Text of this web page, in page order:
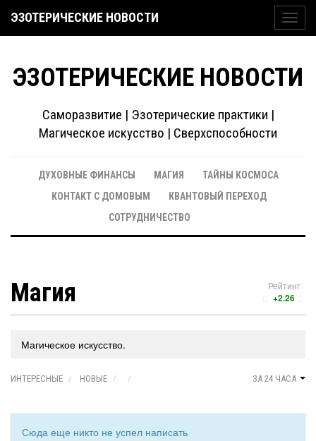
ЭЗОТЕРИЧЕСКИЕ НОВОСТИ
ЭЗОТЕРИЧЕСКИЕ НОВОСТИ
Саморазвитие | Эзотерические практики |
Магическое искусство | Сверхспособности
ДУХОВНЫЕ ФИНАНСЫ МАГИЯ
ТАЙНЫ КОСМОСА
КОНТАКТ С ДОМОВЫМ
КВАНТОВЫЙ ПЕРЕХОД
СОТРУДНИЧЕСТВО
Рейтинг
+2.26
Магия
Магическое искусство.
ИНТЕРЕСНЫЕ НОВЫЕ ЗА 24 ЧАСА
Сюда еще никто не успел написать